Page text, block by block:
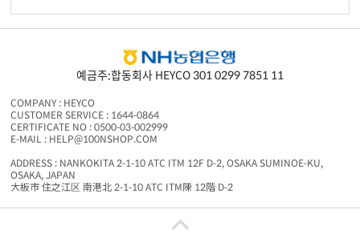
예금주:합동회사 HEYCO 301 0299 7851 11
COMPANY : HEYCO
CUSTOMER SERVICE : 1644-0864
CERTIFICATE NO : 0500-03-002999
E-MAIL : HELP@100NSHOP.COM
ADDRESS : NANKOKITA 2-1-10 ATC ITM 12F D-2, OSAKA SUMINOE-KU,
OSAKA, JAPAN
大板市 住之江区 南港北 2-1-10 ATC ITM陳 12階 D-2
등과 관련한 의무와 책임은 각 판매자에게 있습니다.